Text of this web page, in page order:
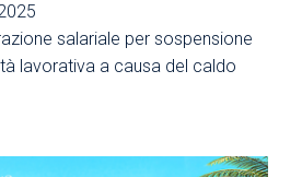
salariale per sospensione
lavorativa a causa del caldo